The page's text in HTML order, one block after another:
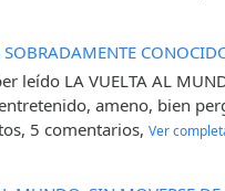
leído LA VUELTA AL
ameno, bien
5 comentarios, Ver